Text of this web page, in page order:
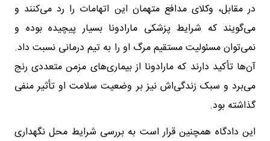
در مقابل، وکلای مدافع متهمان این اتهامات را رد می‌کنند و
می‌گویند که شرایط پزشکی مارادونا بسیار پیچیده بوده و
نمی‌توان مسئولیت مستقیم مرگ او را به تیم درمانی نسبت داد.
آن‌ها تأکید دارند که مارادونا از بیماری‌های مزمن متعددی رنج
می‌برد و سبک زندگی‌اش نیز بر وضعیت سلامت او تأثیر منفی
گذاشته بود.
این دادگاه همچنین قرار است به بررسی شرایط محل نگهداری